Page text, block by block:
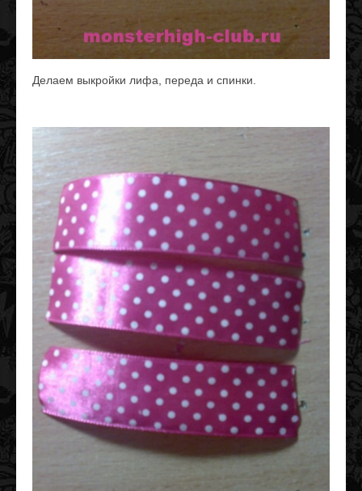
Делаем выкройки лифа, переда и спинки.